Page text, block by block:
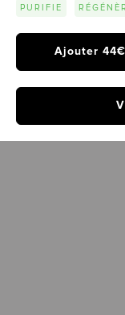
PURIFIE
Ajouter 44€